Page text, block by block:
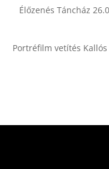
Élőzenés Táncház
Portréfilm vetítés